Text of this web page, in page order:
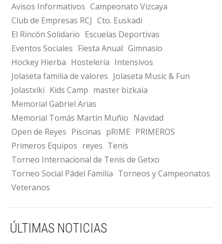
Avisos Informativos Campeonato Vizcaya
Club de Empresas RCJ Cto. Euskadi
El Rincón Solidario Escuelas Deportivas
Eventos Sociales Fiesta Anual Gimnasio
Hockey Hierba Hostelería Intensivos
Jolaseta familia de valores Jolaseta Music & Fun
Jolastxiki Kids Camp master bizkaia
Memorial Gabriel Arias
Memorial Tomás Martín Muñío Navidad
Open de Reyes Piscinas pRIME PRIMEROS
Primeros Equipos reyes Tenis
Torneo Internacional de Tenis de Getxo
Torneo Social Pádel Familia Torneos y Campeonatos
Veteranos
ÚLTIMAS NOTICIAS